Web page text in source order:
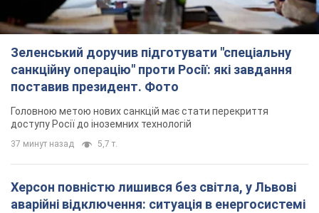
Зеленський доручив підготувати "спеціальну
санкційну операцію" проти Росії: які завдання
поставив президент. Фото
Головною метою нових санкцій має стати перекриття
доступу Росії до іноземних технологій
37 минут назад 5,7 т.
Херсон повністю лишився без світла, у Львові
аварійні відключення: ситуація в енергосистемі